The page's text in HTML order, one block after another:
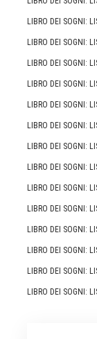
LIBRO DEI SOGNI:
LIBRO DEI SOGNI:
LIBRO DEI SOGNI:
LIBRO DEI SOGNI:
LIBRO DEI SOGNI:
LIBRO DEI SOGNI:
LIBRO DEI SOGNI:
LIBRO DEI SOGNI:
LIBRO DEI SOGNI:
LIBRO DEI SOGNI:
LIBRO DEI SOGNI:
LIBRO DEI SOGNI:
LIBRO DEI SOGNI:
LIBRO DEI SOGNI: